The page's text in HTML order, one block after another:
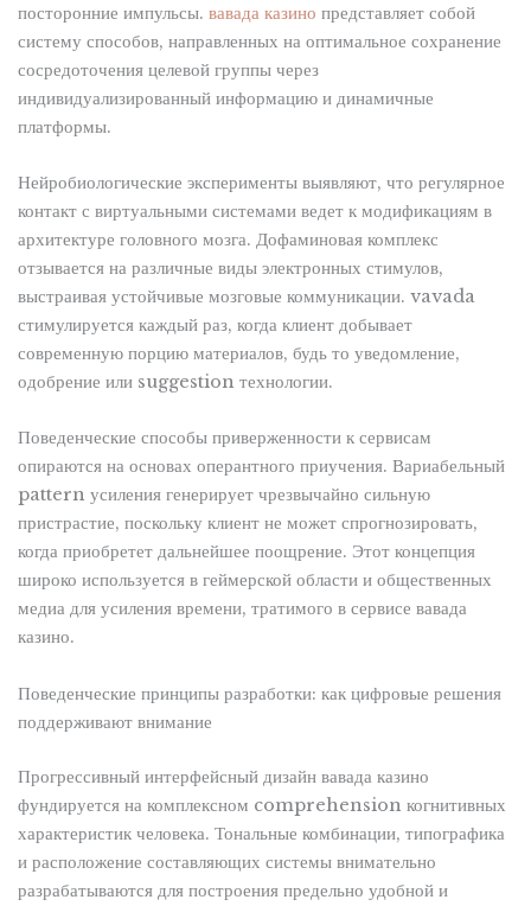
посторонние импульсы. вавада казино представляет собой
систему способов, направленных на оптимальное сохранение
сосредоточения целевой группы через
индивидуализированный информацию и динамичные
платформы.
Нейробиологические эксперименты выявляют, что регулярное
контакт с виртуальными системами ведет к модификациям в
архитектуре головного мозга. Дофаминовая комплекс
отзывается на различные виды электронных стимулов,
выстраивая устойчивые мозговые коммуникации. vavada
стимулируется каждый раз, когда клиент добывает
современную порцию материалов, будь то уведомление,
одобрение или suggestion технологии.
Поведенческие способы приверженности к сервисам
опираются на основах оперантного приучения. Вариабельный
pattern усиления генерирует чрезвычайно сильную
пристрастие, поскольку клиент не может спрогнозировать,
когда приобретет дальнейшее поощрение. Этот концепция
широко используется в геймерской области и общественных
медиа для усиления времени, тратимого в сервисе вавада
казино.
Поведенческие принципы разработки: как цифровые решения
поддерживают внимание
Прогрессивный интерфейсный дизайн вавада казино
фундируется на комплексном comprehension когнитивных
характеристик человека. Тональные комбинации, типографика
и расположение составляющих системы внимательно
разрабатываются для построения предельно удобной и